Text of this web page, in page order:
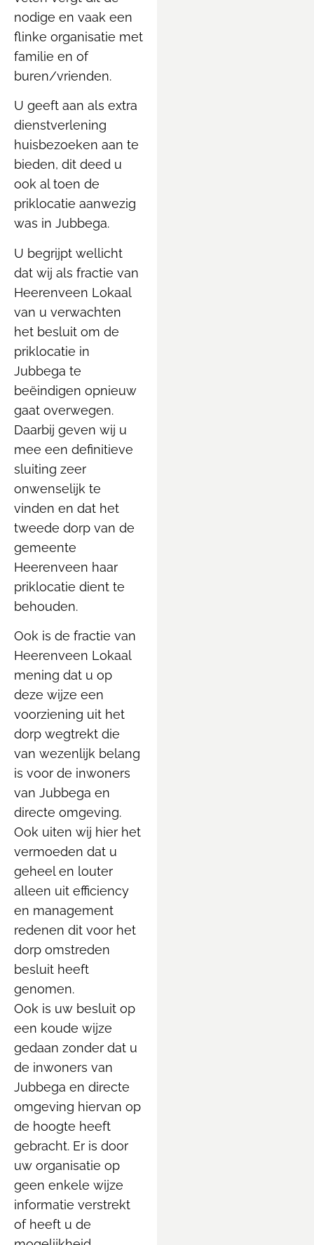
nodige en vaak een
flinke organisatie met
familie en of
buren/vrienden.
U geeft aan als extra
dienstverlening
huisbezoeken aan te
bieden, dit deed u
ook al toen de
priklocatie aanwezig
was in Jubbega.
U begrijpt wellicht
dat wij als fractie van
Heerenveen Lokaal
van u verwachten
het besluit om de
priklocatie in
Jubbega te
beëindigen opnieuw
gaat overwegen.
Daarbij geven wij u
mee een definitieve
sluiting zeer
onwenselijk te
vinden en dat het
tweede dorp van de
gemeente
Heerenveen haar
priklocatie dient te
behouden.
Ook is de fractie van
Heerenveen Lokaal
mening dat u op
deze wijze een
voorziening uit het
dorp wegtrekt die
van wezenlijk belang
is voor de inwoners
van Jubbega en
directe omgeving.
Ook uiten wij hier het
vermoeden dat u
geheel en louter
alleen uit efficiency
en management
redenen dit voor het
dorp omstreden
besluit heeft
genomen.
Ook is uw besluit op
een koude wijze
gedaan zonder dat u
de inwoners van
Jubbega en directe
omgeving hiervan op
de hoogte heeft
gebracht. Er is door
uw organisatie op
geen enkele wijze
informatie verstrekt
of heeft u de